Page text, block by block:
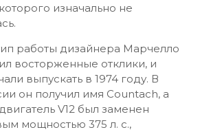
изначально не
работы дизайнера Марчелло
восторженные отклики, и
выпускать в 1974 году. В
он получил имя Countach, а
V12 был заменен
мощностью 375 л. с.,